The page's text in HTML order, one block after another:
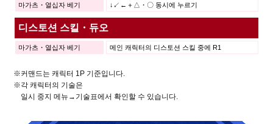
마가츠・열십자 베기
↓↙←＋△・〇 동시에 누르기
디스토션 스킬・듀오
마가츠・열십자 베기 메인 캐릭터의 디스토션 스킬 중에 R1
※커맨드는 캐릭터 1P 기준입니다.
※각 캐릭터의 기술은
일시 중지 메뉴→기술표에서 확인할 수 있습니다.